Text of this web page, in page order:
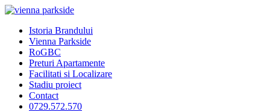
Istoria Brandului
Vienna Parkside
RoGBC
Preturi Apartamente
Facilitati si Localizare
Stadiu proiect
Contact
0729.572.570